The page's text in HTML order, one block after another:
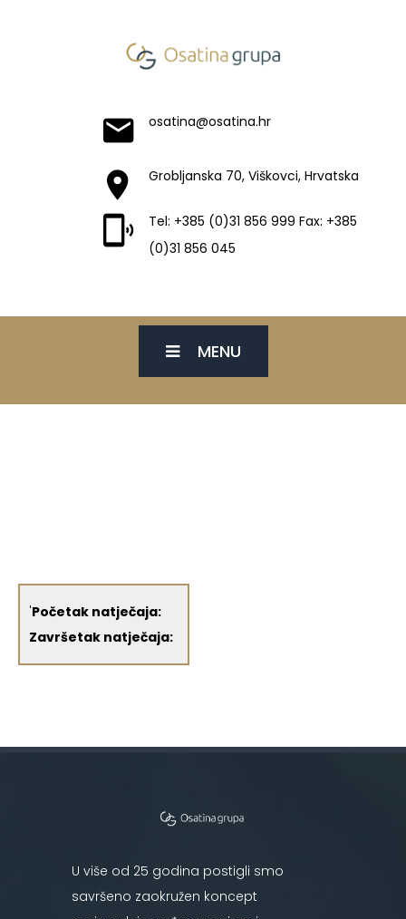
osatina@osatina.hr
Grobljanska 70, Viškovci, Hrvatska
Tel: +385 (0)31 856 999 Fax: +385
(0)31 856 045
MENU
'Početak natječaja:
Završetak natječaja:
U više od 25 godina postigli smo
savršeno zaokružen koncept